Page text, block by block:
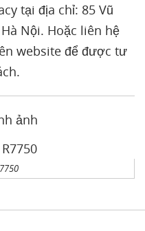
tại địa chỉ: 85 Vũ
Nội. Hoặc liên hệ
website để được tư
ảnh